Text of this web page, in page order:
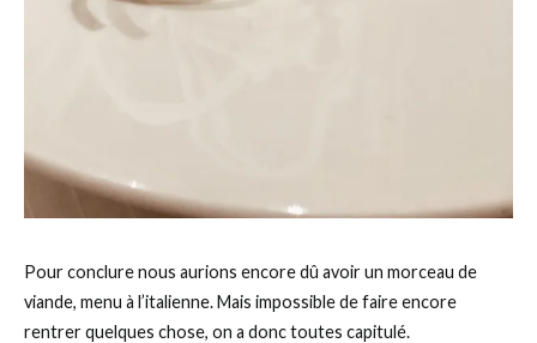
Pour conclure nous aurions encore dû avoir un morceau de
viande, menu à l’italienne. Mais impossible de faire encore
rentrer quelques chose, on a donc toutes capitulé.